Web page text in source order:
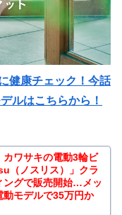
健康チェック！今話
ルはこちらから！
カワサキの電動3輪ビ
（ノスリス）」クラ
ングで販売開始…メッ
動モデルで35万円か